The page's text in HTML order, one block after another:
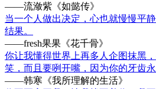
——流潋紫《如懿传》
当一个人做出决定，心也就慢慢平
结果。
——fresh果果《花千骨》
你让我懂得世界上再多人企图抹黑
笑，而且要咧开嘴，因为你的牙齿永
——韩寒《我所理解的生活》